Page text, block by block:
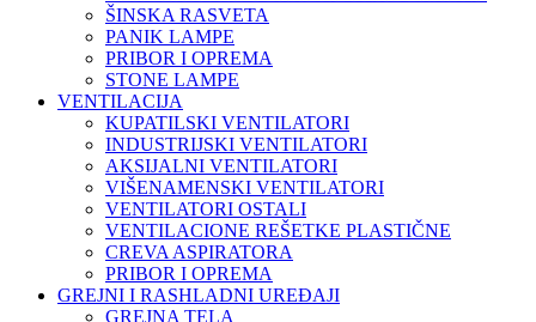
ŠINSKA RASVETA
PANIK LAMPE
PRIBOR I OPREMA
STONE LAMPE
VENTILACIJA
KUPATILSKI VENTILATORI
INDUSTRIJSKI VENTILATORI
AKSIJALNI VENTILATORI
VIŠENAMENSKI VENTILATORI
VENTILATORI OSTALI
VENTILACIONE REŠETKE PLASTIČNE
CREVA ASPIRATORA
PRIBOR I OPREMA
GREJNI I RASHLADNI UREĐAJI
GREJNA TELA